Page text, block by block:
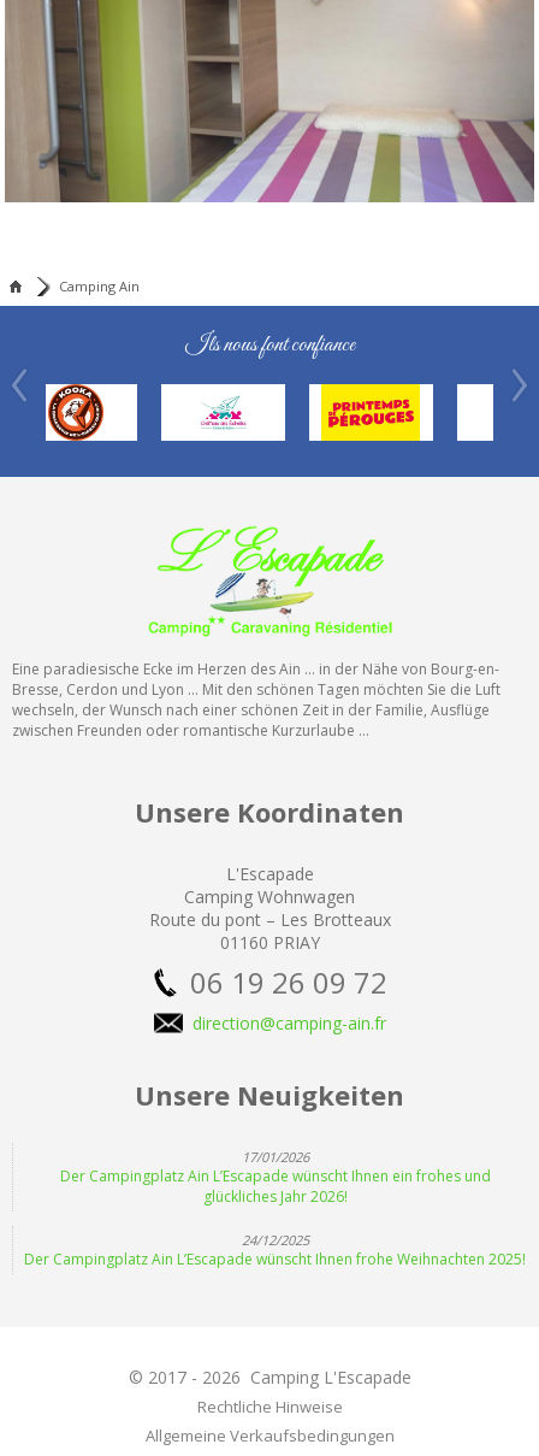
Camping Ain
Ils nous font confiance
Eine paradiesische Ecke im Herzen des Ain ... in der Nähe von Bourg-en-
Bresse, Cerdon und Lyon ... Mit den schönen Tagen möchten Sie die Luft
wechseln, der Wunsch nach einer schönen Zeit in der Familie, Ausflüge
zwischen Freunden oder romantische Kurzurlaube ...
Unsere Koordinaten
L'Escapade
Camping Wohnwagen
Route du pont – Les Brotteaux
01160 PRIAY
06 19 26 09 72
direction@camping-ain.fr
Unsere Neuigkeiten
17/01/2026
Der Campingplatz Ain L’Escapade wünscht Ihnen ein frohes und
glückliches Jahr 2026!
24/12/2025
Der Campingplatz Ain L’Escapade wünscht Ihnen frohe Weihnachten 2025!
© 2017 - 2026 Camping L'Escapade
Rechtliche Hinweise
Allgemeine Verkaufsbedingungen